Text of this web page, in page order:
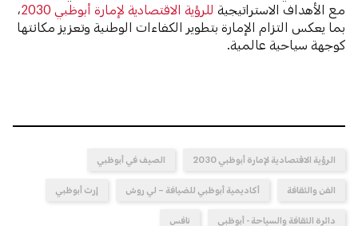
مع الأهداف الاستراتيجيةللرؤية الاقتصادية لإمارة أبوظبي 2030
،
بما يعكس التزام الإمارة بتطوير الكفاءات الوطنية وتعزيز مكانتها
كوجهة سياحية عالمية.
الرؤية الاقتصادية لإمارة أبوظبي 2030 الصيف في أبوظبي
الفن والثقافة أكاديمية أبوظبي للضيافة – لي روش إرث أبوظبي
دائرة الثقافة والسياحة - أبوظبي نافس